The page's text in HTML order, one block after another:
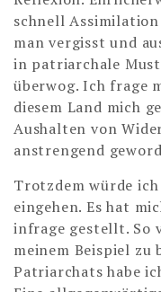
schnell
man vergisst und
in patriarchale
überwog. Ich frage
diesem Land mich
Aushalten von
anstrengend
Trotzdem würde
eingehen. Es hat
infrage gestellt. So
meinem Beispiel zu
Patriarchats habe